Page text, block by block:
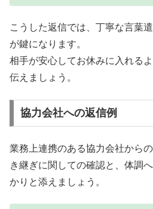
こうした返信では、丁寧な言葉
が鍵になります。
相手が安心してお休みに入れる
伝えましょう。
協力会社への返信例
業務上連携のある協力会社から
き継ぎに関しての確認と、体調
かりと添えましょう。